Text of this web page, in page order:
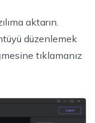
aktarın.
düzenlemek
tıklamanız